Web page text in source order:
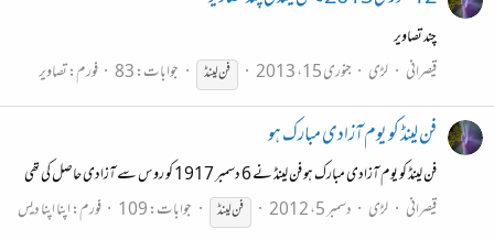
چند تصاویر
قیصرانی لڑی جنوری 15، 2013 فنلینڈ جوابات: 83 فورم:تصاویر
فن لینڈ کو یوم آزادی مبارک ہو
فن لینڈ کو یوم آزادی مبارک ہو فن لینڈ نے 6 دسمبر 1917 کو روس سے آزادی حاصل کی تھی
قیصرانی لڑی دسمبر 5، 2012 فنلینڈ جوابات: 109 فورم:اپنا اپنا دیس